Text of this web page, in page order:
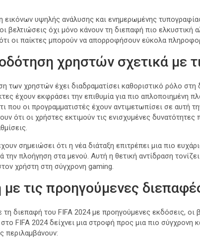
εικόνων υψηλής ανάλυσης και ενημερωμένης
βελτιώσεις όχι μόνο κάνουν τη διεπαφή πιο ελκυστική
οι παίκτες μπορούν να απορροφήσουν εύκολα
χρηστών σχετικά με
των χρηστών έχει διαδραματίσει καθοριστικό ρόλο
έχουν εκφράσει την επιθυμία για πιο απλοποιημένη
που οι προγραμματιστές έχουν αντιμετωπίσει σε αυτή
ότι οι χρήστες εκτιμούν τις ενισχυμένες
σημειώσει ότι η νέα διάταξη επιτρέπει μια πιο
την πλοήγηση στα μενού. Αυτή η θετική αντίδραση
χρήστη στη σύγχρονη gaming.
με τις προηγούμενες
τη διεπαφή του FIFA 2024 με προηγούμενες εκδόσεις, οι
FIFA 2024 δείχνει μια στροφή προς μια πιο σύγχρονη
περιλαμβάνουν: